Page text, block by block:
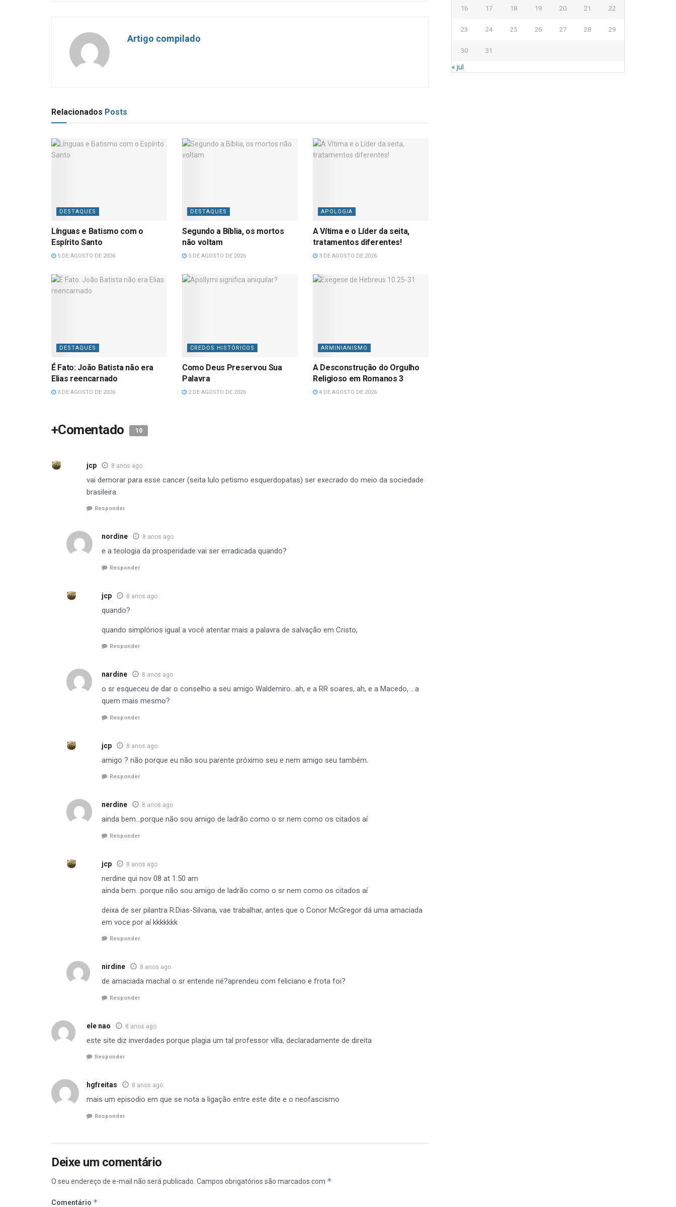
Artigo compilado
Relacionados Posts
DESTAQUES
Línguas e Batismo com o
Espírito Santo
5 DE AGOSTO DE 2026
DESTAQUES
Segundo a Bíblia, os mortos
não voltam
5 DE AGOSTO DE 2026
APOLOGIA
A Vítima e o Líder da seita,
tratamentos diferentes!
3 DE AGOSTO DE 2026
DESTAQUES
É Fato: João Batista não era
Elias reencarnado
3 DE AGOSTO DE 2026
CREDOS HISTÓRICOS
Como Deus Preservou Sua
Palavra
2 DE AGOSTO DE 2026
ARMINIANISMO
A Desconstrução do Orgulho
Religioso em Romanos 3
4 DE AGOSTO DE 2026
+Comentado 10
jcp 8 anos ago
vai demorar para esse cancer (seita lulo petismo esquerdopatas) ser execrado do meio da sociedade
brasileira.
Responder
nordine 8 anos ago
e a teologia da prosperidade vai ser erradicada quando?
Responder
jcp 8 anos ago
quando?
quando simplórios igual a você atentar mais a palavra de salvação em Cristo,
Responder
nardine 8 anos ago
o sr esqueceu de dar o conselho a seu amigo Waldemiro…ah, e a RR soares, ah, e a Macedo, …a
quem mais mesmo?
Responder
jcp 8 anos ago
amigo ? não porque eu não sou parente próximo seu e nem amigo seu também.
Responder
nerdine 8 anos ago
ainda bem…porque não sou amigo de ladrão como o sr nem como os citados aí
Responder
jcp 8 anos ago
nerdine qui nov 08 at 1:50 am
ainda bem…porque não sou amigo de ladrão como o sr nem como os citados aí
deixa de ser pilantra R.Dias-Silvana, vae trabalhar, antes que o Conor McGregor dá uma amaciada
em voce por aí kkkkkkk
Responder
nirdine 8 anos ago
de amaciada machal o sr entende né?aprendeu com feliciano e frota foi?
Responder
ele nao 8 anos ago
este site diz inverdades porque plagia um tal professor villa, declaradamente de direita
Responder
hgfreitas 8 anos ago
mais um episodio em que se nota a ligação entre este dite e o neofascismo
Responder
Deixe um comentário
O seu endereço de e-mail não será publicado. Campos obrigatórios são marcados com *
Comentário *
16 17 18 19 20 21 22
23 24 25 26 27 28 29
30 31
« jul